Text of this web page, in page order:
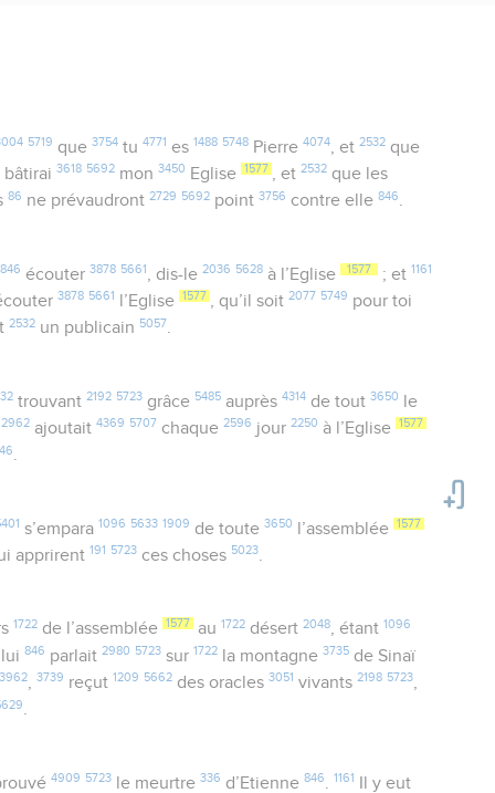
5719 que 3754tu 4771 es 1488 5748Pierre 4074, et 2532que
bâtirai3618 5692 mon3450 Eglise 1577 , et2532 que les
86 ne prévaudront2729 5692 point3756 contre elle846.
846 écouter 3878 5661 , dis-le 2036 5628à l’Eglise 1577 ; et 1161
3878 5661 l’Eglise 1577 , qu’il soit2077 5749 pour toi
2532 un publicain 5057.
trouvant 2192 5723grâce 5485auprès 4314de tout 3650
le
2962 ajoutait4369 5707 chaque2596 jour2250 à l’Eglise 1577
.
s’empara 1096 5633 1909 de toute 3650 l’assemblée 1577
apprirent 191 5723 ces choses 5023.
1722de l’assemblée 1577 au 1722désert 2048, étant 1096
lui846 parlait2980 5723 sur 1722 la montagne3735 de Sinaï
3962,3739 reçut 1209 5662 des oracles3051 vivants2198 5723,
.
4909 5723le meurtre 336 d’Etienne 846 1161 Il y eut